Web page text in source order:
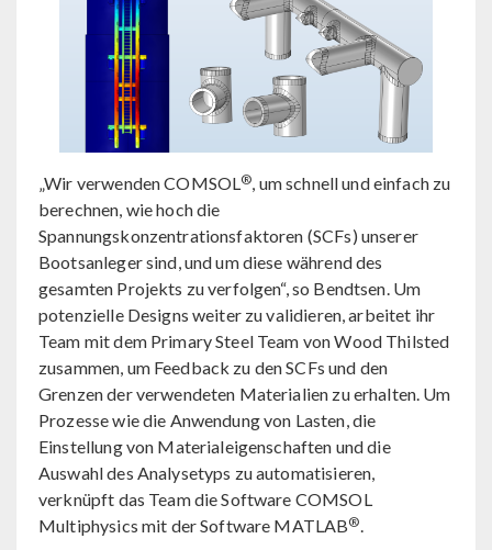
„Wir verwenden COMSOL®, um schnell und einfach zu
berechnen, wie hoch die
Spannungskonzentrationsfaktoren (SCFs) unserer
Bootsanleger sind, und um diese während des
gesamten Projekts zu verfolgen“, so Bendtsen. Um
potenzielle Designs weiter zu validieren, arbeitet ihr
Team mit dem Primary Steel Team von Wood Thilsted
zusammen, um Feedback zu den SCFs und den
Grenzen der verwendeten Materialien zu erhalten. Um
Prozesse wie die Anwendung von Lasten, die
Einstellung von Materialeigenschaften und die
Auswahl des Analysetyps zu automatisieren,
verknüpft das Team die Software COMSOL
Multiphysics mit der Software MATLAB®.